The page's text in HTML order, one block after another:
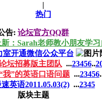
|
热门
告: 论坛官方QQ群
：Sarah老师教小朋友学
室开通微信公众平台
坛招募版主团队 ...23456..
我”的英语口语问题 ...23456
英语2011.05.03(2) ...2345
版块主题